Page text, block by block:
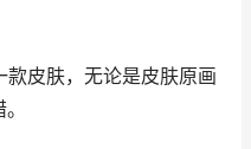
皮肤，无论是皮肤原画